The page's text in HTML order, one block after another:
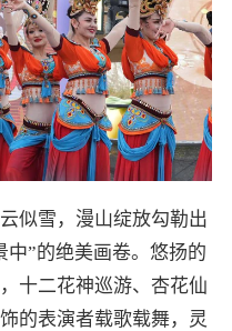
似雪，漫山绽放勾勒出
中”的绝美画卷。悠扬的
十二花神巡游、杏花仙
的表演者载歌载舞，灵